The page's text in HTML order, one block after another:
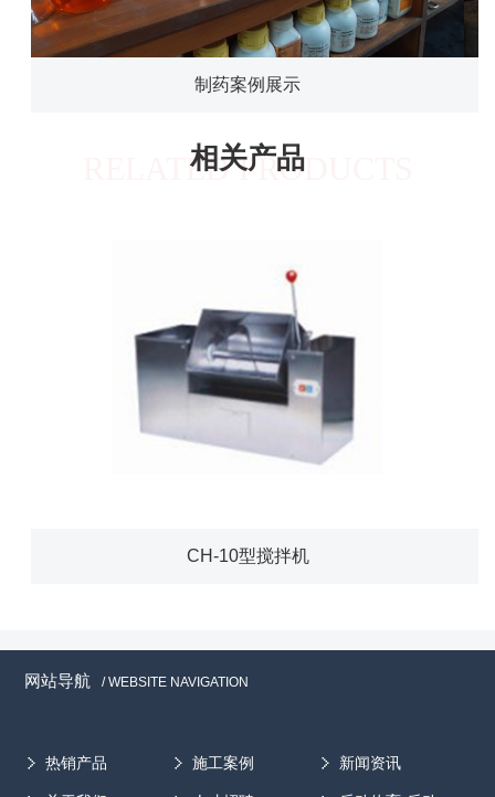
制药案例展示
相关产品
RELATED PRODUCTS
CH-10型搅拌机
网站导航 / WEBSITE NAVIGATION
热销产品 施工案例 新闻资讯